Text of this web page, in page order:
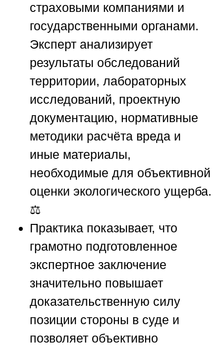
страховыми компаниями и
государственными органами.
Эксперт анализирует
результаты обследований
территории, лабораторных
исследований, проектную
документацию, нормативные
методики расчёта вреда и
иные материалы,
необходимые для объективной
оценки экологического ущерба.
⚖️
Практика показывает, что
грамотно подготовленное
экспертное заключение
значительно повышает
доказательственную силу
позиции стороны в суде и
позволяет объективно